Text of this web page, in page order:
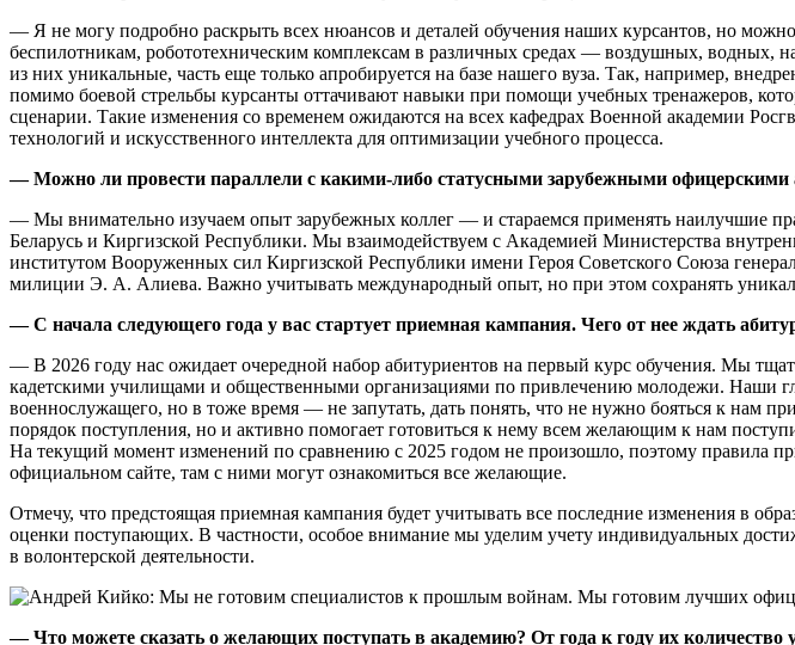
— Я не могу подробно раскрыть всех нюансов и деталей обучения наших курсантов, но
беспилотникам, робототехническим комплексам в различных средах — воздушных,
из них уникальные, часть еще только апробируется на базе нашего вуза. Так, например,
помимо боевой стрельбы курсанты оттачивают навыки при помощи учебных тренажеров,
сценарии. Такие изменения со временем ожидаются на всех кафедрах Военной академии
технологий и искусственного интеллекта для оптимизации учебного процесса.
— Можно ли провести параллели с какими-либо статусными зарубежными офицерскими
— Мы внимательно изучаем опыт зарубежных коллег — и стараемся применять наилучшие
Беларусь и Киргизской Республики. Мы взаимодействуем с Академией Министерства
институтом Вооруженных сил Киргизской Республики имени Героя Советского Союза
милиции Э. А. Алиева. Важно учитывать международный опыт, но при этом сохранять
— С начала следующего года у вас стартует приемная кампания. Чего от нее ждать
— В 2026 году нас ожидает очередной набор абитуриентов на первый курс обучения. Мы
кадетскими училищами и общественными организациями по привлечению молодежи. Наши
военнослужащего, но в тоже время — не запутать, дать понять, что не нужно бояться к нам
порядок поступления, но и активно помогает готовиться к нему всем желающим к нам
На текущий момент изменений по сравнению с 2025 годом не произошло, поэтому правила
официальном сайте, там с ними могут ознакомиться все желающие.
Отмечу, что предстоящая приемная кампания будет учитывать все последние изменения в
оценки поступающих. В частности, особое внимание мы уделим учету индивидуальных
в волонтерской деятельности.
— Что можете сказать о желающих поступать в академию? От года к году их